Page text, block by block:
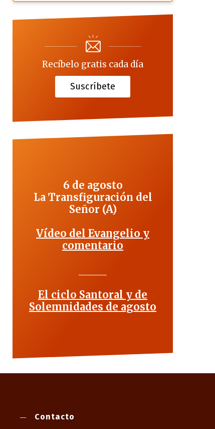
Recíbelo gratis cada día
Suscríbete
6 de agosto
La Transfiguración del
Señor (A)
Vídeo del Evangelio y
comentario
El ciclo Santoral y de
Solemnidades de agosto
Contacto